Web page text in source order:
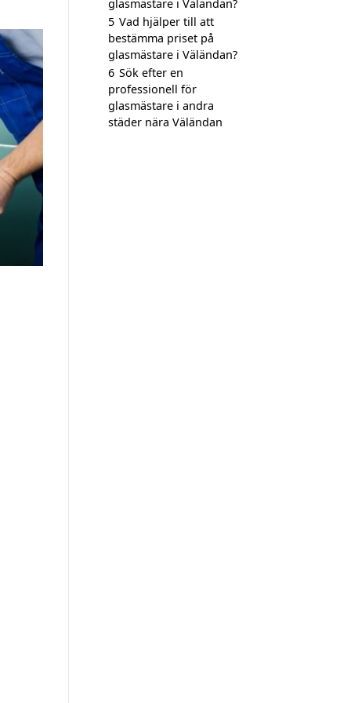
glasmästare i Väländan?
5 Vad hjälper till att
bestämma priset på
glasmästare i Väländan?
6 Sök efter en
professionell för
glasmästare i andra
städer nära Väländan